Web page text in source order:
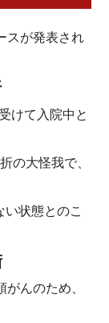
スが発表され
けて入院中と
の大怪我で、
状態とのこ
んのため、